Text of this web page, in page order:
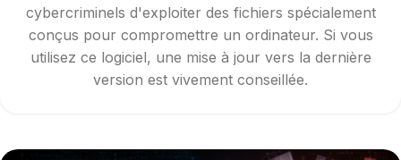
cybercriminels d'exploiter des fichiers spécialement
conçus pour compromettre un ordinateur. Si vous
utilisez ce logiciel, une mise à jour vers la dernière
version est vivement conseillée.